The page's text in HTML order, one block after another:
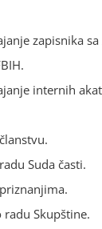
zapisnika sa
internih
Suda časti.
radu Skupštine.